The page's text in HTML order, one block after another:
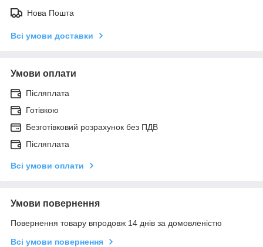
Нова Пошта
Всі умови доставки
Умови оплати
Післяплата
Готівкою
Безготівковий розрахунок без ПДВ
Післяплата
Всі умови оплати
Умови повернення
Повернення товару впродовж 14 днів за домовленістю
Всі умови повернення